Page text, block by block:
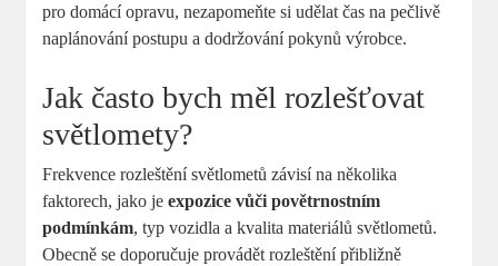
pro domácí opravu,⁣ nezapomeňte si udělat čas na pečlivě
naplánování postupu a dodržování pokynů výrobce.
Jak často bych měl rozlešťovat
světlomety?
Frekvence ⁤rozleštění‌ světlometů závisí na několika
faktorech, jako jeexpozice vůči povětrnostním⁢
podmínkám, typ vozidla a kvalita materiálů světlometů.
Obecně se doporučuje provádět rozleštění⁢ přibližně‍